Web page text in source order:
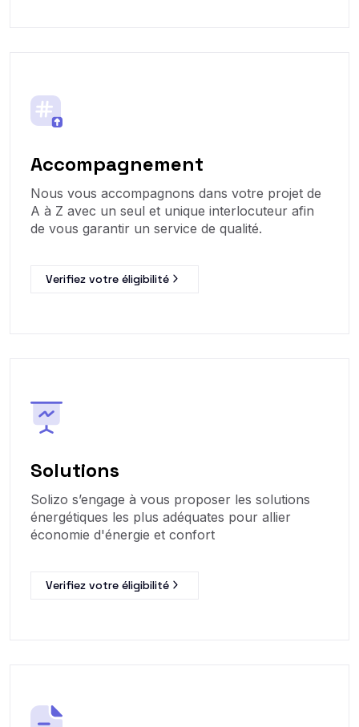
Accompagnement
Nous vous accompagnons dans votre projet de
A à Z avec un seul et unique interlocuteur afin
de vous garantir un service de qualité.
Verifiez votre éligibilité
Solutions
Solizo s’engage à vous proposer les solutions
énergétiques les plus adéquates pour allier
économie d'énergie et confort
Verifiez votre éligibilité